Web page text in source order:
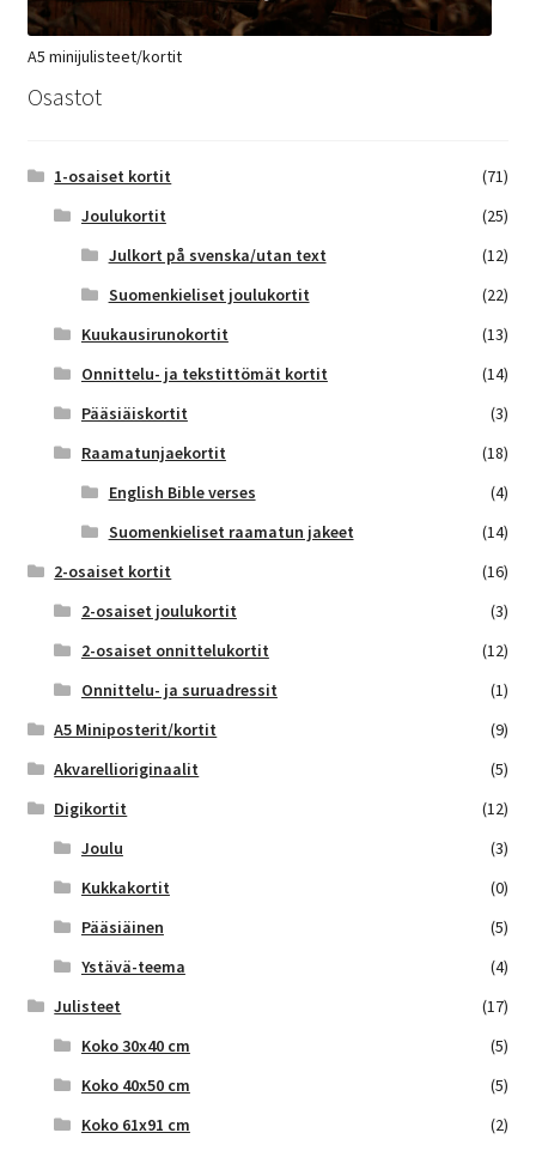
A5 minijulisteet/kortit
Osastot
1-osaiset kortit
(71)
Joulukortit
(25)
Julkort på svenska/utan text
(12)
Suomenkieliset joulukortit
(22)
Kuukausirunokortit
(13)
Onnittelu- ja tekstittömät kortit
(14)
Pääsiäiskortit
(3)
Raamatunjaekortit
(18)
English Bible verses
(4)
Suomenkieliset raamatun jakeet
(14)
2-osaiset kortit
(16)
2-osaiset joulukortit
(3)
2-osaiset onnittelukortit
(12)
Onnittelu- ja suruadressit
(1)
A5 Miniposterit/kortit
(9)
Akvarellioriginaalit
(5)
Digikortit
(12)
Joulu
(3)
Kukkakortit
(0)
Pääsiäinen
(5)
Ystävä-teema
(4)
Julisteet
(17)
Koko 30x40 cm
(5)
Koko 40x50 cm
(5)
Koko 61x91 cm
(2)